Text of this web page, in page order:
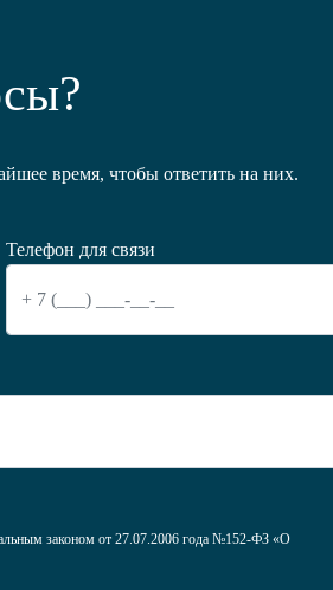
время, чтобы ответить на них.
Телефон для связи
законом от 27.07.2006 года №152-ФЗ «О